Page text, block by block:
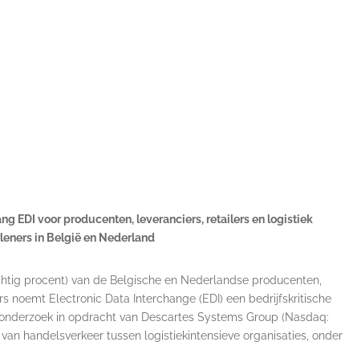
EDI voor producenten, leveranciers, retailers en logistiek
in België en Nederland
procent) van de Belgische en Nederlandse producenten,
noemt Electronic Data Interchange (EDI) een bedrijfskritische
in opdracht van Descartes Systems Group (Nasdaq:
handelsverkeer tussen logistiekintensieve organisaties, onder